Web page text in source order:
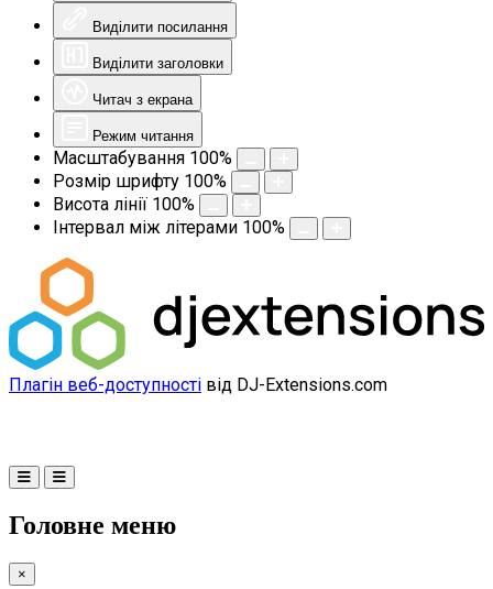
Виділити посилання
Виділити заголовки
Читач з екрана
Режим читання
Масштабування 100%
Розмір шрифту 100%
Висота лінії 100%
Інтервал між літерами 100%
Плагін веб-доступності від DJ-Extensions.com
Головне меню
×